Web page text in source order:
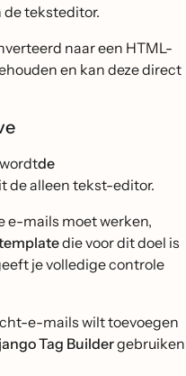
de teksteditor.
naar een HTML-
en kan deze direct
de
de alleen tekst-editor.
e-mails moet werken,
die voor dit doel is
je volledige controle
e-mails wilt toevoegen
Tag Buildergebruiken